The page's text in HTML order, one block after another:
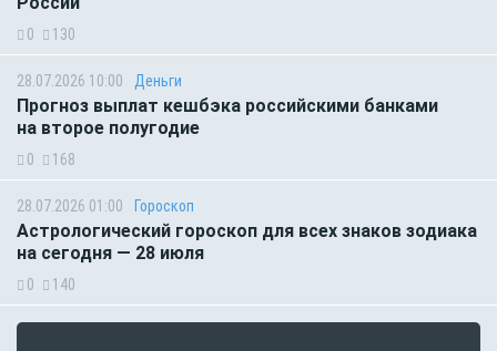
0 130
28.07.2026 10:00 Деньги
Прогноз выплат кешбэка российскими банками
на второе полугодие
0 168
28.07.2026 01:00 Гороскоп
Астрологический гороскоп для всех знаков зодиака
на сегодня — 28 июля
0 140